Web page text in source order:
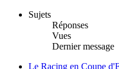
Sujets
Réponses
Vues
Dernier message
Le Racing en Coupe